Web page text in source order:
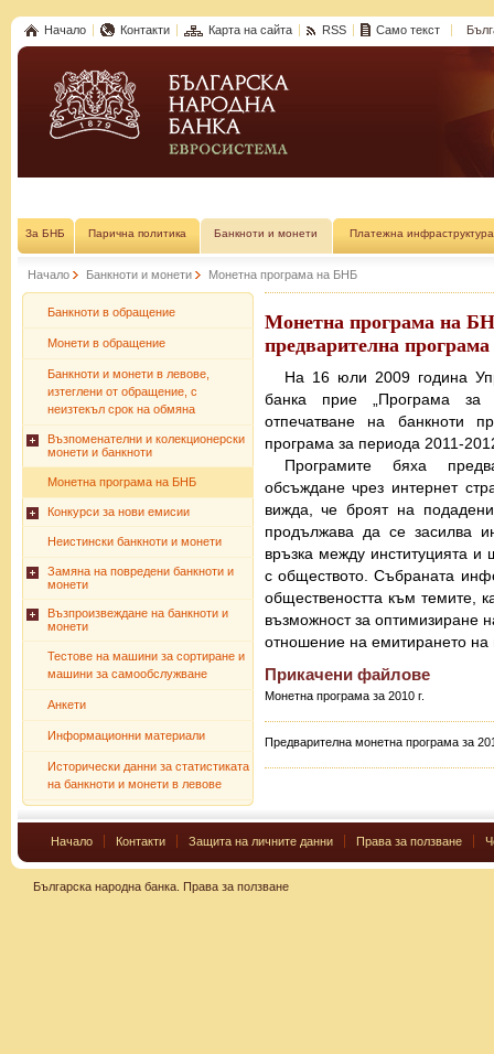
Начало Контакти Карта на сайта RSS Само текст
За БНБ Парична политика Банкноти и монети Платежна инфраструктура
Начало Банкноти и монети Монетна програма на БНБ
Банкноти в обращение
Монети в обращение
Банкноти и монети в левове,
изтеглени от обращение, с
неизтекъл срок на обмяна
Възпоменателни и колекционерски
монети и банкноти
Монетна програма на БНБ
Конкурси за нови емисии
Неистински банкноти и монети
Замяна на повредени банкноти и
монети
Възпроизвеждане на банкноти и
монети
Тестове на машини за сортиране и
машини за самообслужване
Анкети
Информационни материали
Исторически данни за статистиката
на банкноти и монети в левове
Монетна програма на
предварителна програма
На 16 юли 2009 година
банка прие „Програма за
отпечатване на банкноти
програма за периода 2011-
Програмите бяха
обсъждане чрез интернет
вижда, че броят на
продължава да се засилва
връзка между институцията и
с обществото. Събраната
обществеността към темите,
възможност за оптимизиране
отношение на емитирането
Прикачени файлове
Монетна програма за 2010 г.
Предварителна монетна програма за
Начало Контакти Защита на личните данни Права за ползване
Българска народна банка. Права за ползване